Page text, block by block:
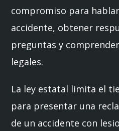
compromiso para
accidente, obtener
preguntas y
legales.
La ley estatal limita el
para presentar una
de un accidente con